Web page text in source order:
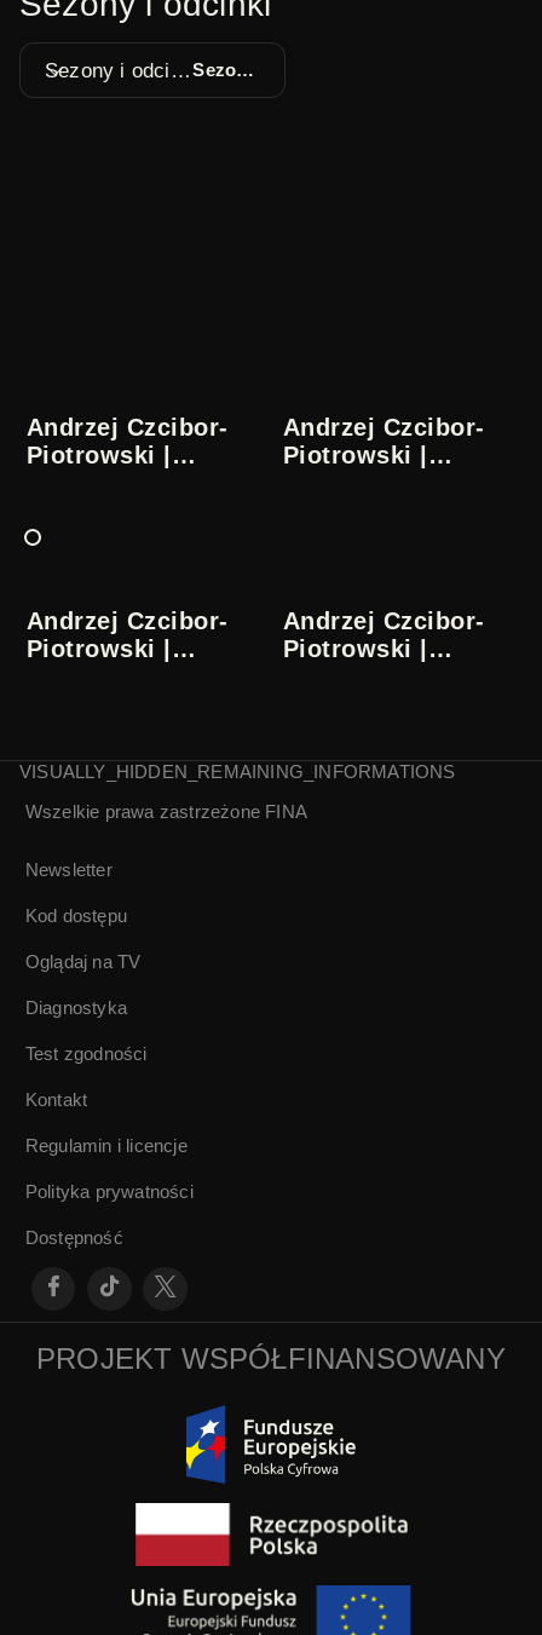
Sezony i odcinki Sezon 1
Andrzej Czcibor-
Piotrowski |
1/5
Andrzej Czcibor-
Piotrowski |
Andrzej Czcibor-
Piotrowski |
Andrzej Czcibor-
Piotrowski |
Andrzej Czcibor-
Zapiski ze
5/5
VISUALLY_HIDDEN_REMAINING_INFORMATIONS
Wszelkie prawa zastrzeżone FINA
Newsletter
Kod dostępu
Oglądaj na TV
Diagnostyka
Test zgodności
Kontakt
Regulamin i licencje
Polityka prywatności
Dostępność
PROJEKT WSPÓŁFINANSOWANY